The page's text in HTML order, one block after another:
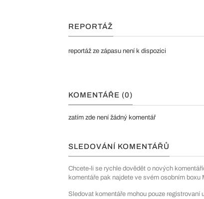
REPORTÁŽ
reportáž ze zápasu není k dispozici
KOMENTÁŘE (0)
zatím zde není žádný komentář
SLEDOVÁNÍ KOMENTÁŘŮ
Chcete-li se rychle dovědět o nových
komentáře pak najdete ve svém osobním
Sledovat komentáře mohou pouze registrovaní